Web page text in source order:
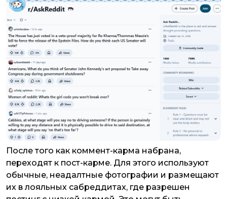
После того как коммент-карма набрана,
переходят к пост-карме. Для этого используют
обычные, неадалтные фотографии и размещают
их в лояльных сабреддитах, где разрешен